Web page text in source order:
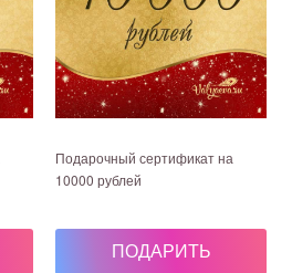
Подарочный сертификат на
10000 рублей
ПОДАРИТЬ